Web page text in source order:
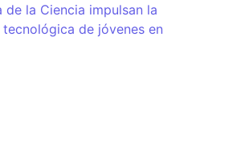
de la Ciencia impulsan la
de jóvenes en